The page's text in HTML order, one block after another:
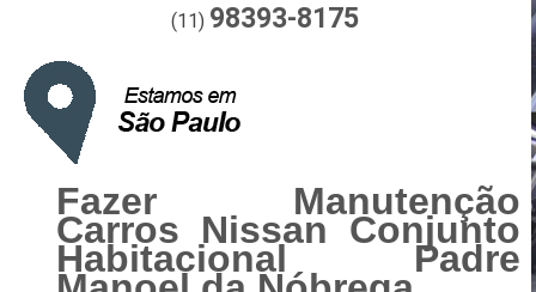
(11) 98393-8175
Fazer Manutenção
Carros Nissan Conjunto
Habitacional Padre